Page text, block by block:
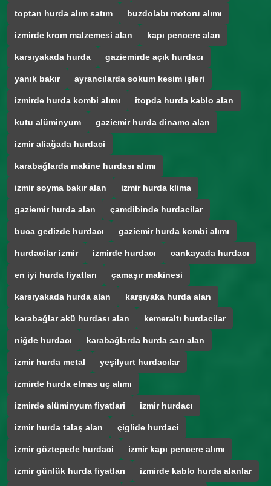
toptan hurda alım satım buzdolabı motoru alımı
izmirde krom malzemesi alan kapı pencere alan
karsıyakada hurda gaziemirde açık hurdacı
yanık bakır ayrancılarda sokum kesim işleri
izmirde hurda kombi alımı itopda hurda kablo alan
kutu alüminyum gaziemir hurda dinamo alan
izmir aliağada hurdaci
karabağlarda makine hurdası alımı
izmir soyma bakır alan izmir hurda klima
gaziemir hurda alan çamdibinde hurdacilar
buca gedizde hurdacı gaziemir hurda kombi alımı
hurdacilar izmir izmirde hurdacı cankayada hurdacı
en iyi hurda fiyatları çamaşır makinesi
karsıyakada hurda alan karşıyaka hurda alan
karabağlar akü hurdası alan kemeraltı hurdacilar
niğde hurdacı karabağlarda hurda sarı alan
izmir hurda metal yeşilyurt hurdacılar
izmirde hurda elmas uç alımı
izmirde alüminyum fiyatlari izmir hurdacı
izmir hurda talaş alan çiglide hurdaci
izmir göztepede hurdaci izmir kapı pencere alımı
izmir günlük hurda fiyatları izmirde kablo hurda alanlar